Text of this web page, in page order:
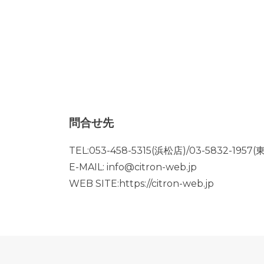
問合せ先
TEL:053-458-5315(浜松店)/03-5832-1957(
E-MAIL: info@citron-web.jp
WEB SITE:https://citron-web.jp